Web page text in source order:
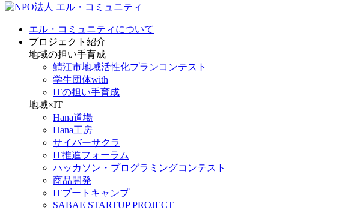
エル・コミュニティについて
プロジェクト紹介
地域の担い手育成
鯖江市地域活性化プランコンテスト
学生団体with
ITの担い手育成
地域×IT
Hana道場
Hana工房
サイバーサクラ
IT推進フォーラム
ハッカソン・プログラミングコンテスト
商品開発
ITブートキャンプ
SABAE STARTUP PROJECT